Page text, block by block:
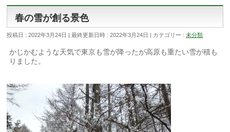
春の雪が創る景色
投稿日 : 2022年3月24日 最終更新日時 : 2022年3月24日 カテゴリー :未分類
かじかむような天気で東京も雪が降ったが高原も重たい雪が積も
りました。